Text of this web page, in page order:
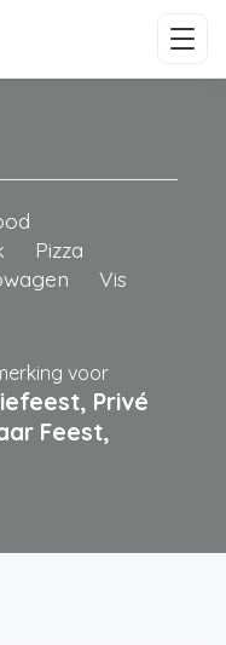
Pizza
Vis
voor
Privé
Feest,